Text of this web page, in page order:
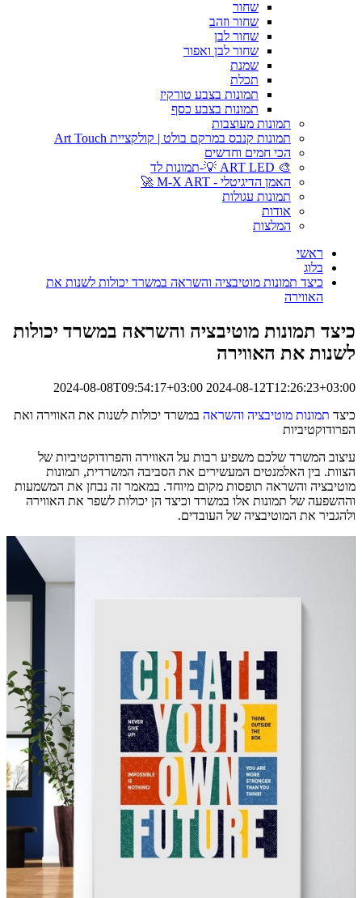
שחור
שחור וזהב
שחור לבן
שחור לבן ואפור
שמנת
תכלת
תמונות בצבע טורקיז
תמונות בצבע כסף
תמונות מעוצבות
תמונות קנבס במרקם בולט | קולקציית Art Touch
הכי חמים וחדשים
🎨 ART LED 💡-תמונות לד
האמן הדיגיטלי - M-X ART 🚀
תמונות עגולות
אודות
המלצות
ראשי
בלוג
כיצד תמונות מוטיבציה והשראה במשרד יכולות לשנות את
האווירה
כיצד תמונות מוטיבציה והשראה במשרד יכולות
לשנות את האווירה
2024-08-08T09:54:17+03:00 2024-08-12T12:26:23+03:00
כיצד תמונות מוטיבציה והשראה במשרד יכולות לשנות את האווירה ואת
הפרודוקטיביות
עיצוב המשרד שלכם משפיע רבות על האווירה והפרודוקטיביות של
הצוות. בין האלמנטים המעשירים את הסביבה המשרדית, תמונות
מוטיבציה והשראה תופסות מקום מיוחד. במאמר זה נבחן את המשמעות
וההשפעה של תמונות אלו במשרד וכיצד הן יכולות לשפר את האווירה
ולהגביר את המוטיבציה של העובדים.